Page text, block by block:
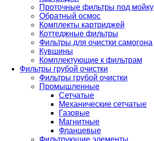
Проточные фильтры под мойку
Обратный осмос
Комплекты картриджей
Коттеджные фильтры
Фильтры для очистки самогона
Кувшины
Комплектующие к фильтрам
Фильтры грубой очистки
Фильтры грубой очистки
Промышленные
Сетчатые
Механические сетчатые
Газовые
Магнитные
Фланцевые